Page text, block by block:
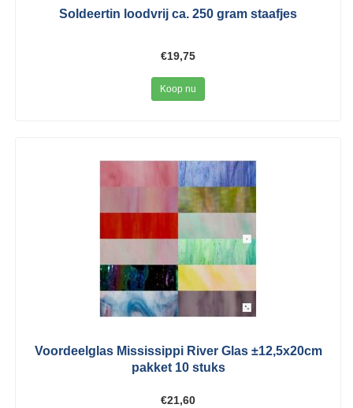
Soldeertin loodvrij ca. 250 gram staafjes
€19,75
Koop nu
Voordeelglas Mississippi River Glas ±12,5x20cm
pakket 10 stuks
€21,60